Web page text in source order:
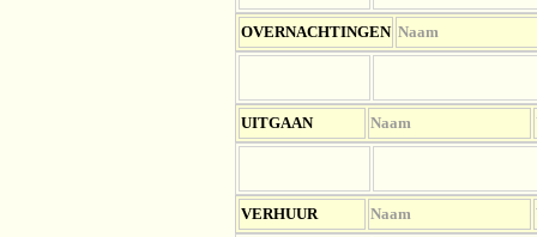
OVERNACHTINGEN Naam
UITGAAN Naam
VERHUUR Naam